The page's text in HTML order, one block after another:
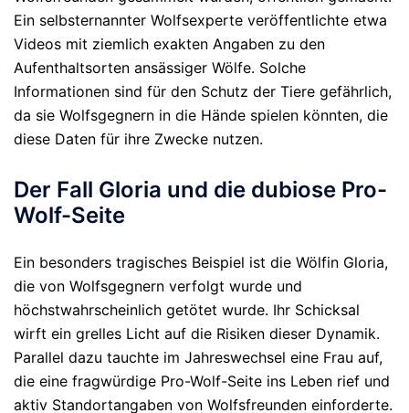
Ein selbsternannter Wolfsexperte veröffentlichte etwa
Videos mit ziemlich exakten Angaben zu den
Aufenthaltsorten ansässiger Wölfe. Solche
Informationen sind für den Schutz der Tiere gefährlich,
da sie Wolfsgegnern in die Hände spielen könnten, die
diese Daten für ihre Zwecke nutzen.
Der Fall Gloria und die dubiose Pro-
Wolf-Seite
Ein besonders tragisches Beispiel ist die Wölfin Gloria,
die von Wolfsgegnern verfolgt wurde und
höchstwahrscheinlich getötet wurde. Ihr Schicksal
wirft ein grelles Licht auf die Risiken dieser Dynamik.
Parallel dazu tauchte im Jahreswechsel eine Frau auf,
die eine fragwürdige Pro-Wolf-Seite ins Leben rief und
aktiv Standortangaben von Wolfsfreunden einforderte.